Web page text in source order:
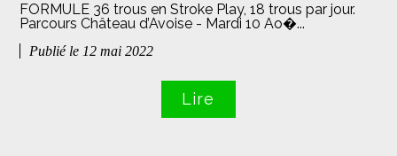
FORMULE 36 trous en Stroke Play, 18 trous par jour.
Parcours Château d’Avoise - Mardi 10 Ao�...
Publié le 12 mai 2022
Lire